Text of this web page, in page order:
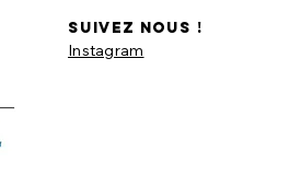
suivez nous !
Instagram